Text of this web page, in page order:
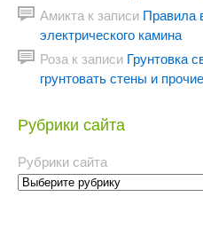
Амикта к записи Правила
электрического камина
Роза к записи Грунтовка
грунтовать стены и
Рубрики сайта
Рубрики сайта